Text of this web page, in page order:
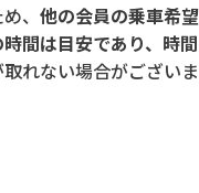
、 他の会員の乗車希
間は目安であり、時
れない場合がござい